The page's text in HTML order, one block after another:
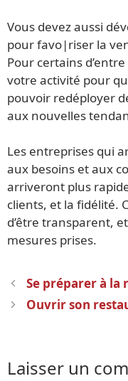
Vous devez aussi
pour favo|riser la
Pour certains
votre activité pour
pouvoir redéployer
aux nouvelles
Les entreprises qui
aux besoins et aux
arriveront plus
clients, et la fidélité.
d’être transparent,
mesures prises.
Navigation
des
Se préparer à
Ouvrir son
Laisser un